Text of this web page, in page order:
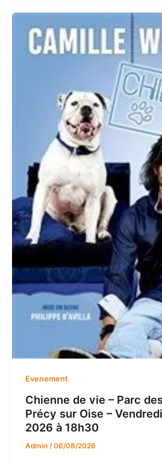
Evenement
Chienne de vie – Parc
Précy sur Oise –
2026 à 18h30
Admin /06/08/2026